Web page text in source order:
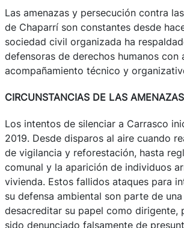
Las amenazas y persecución contra
de Chaparrí son constantes desde
sociedad civil organizada ha
defensoras de derechos humanos con
acompañamiento técnico y
CIRCUNSTANCIAS DE LAS AMENAZAS
Los intentos de silenciar a Carrasco
2019. Desde disparos al aire cuando
de vigilancia y reforestación, hasta
comunal y la aparición de individuos
vivienda. Estos fallidos ataques para
su defensa ambiental son parte de
desacreditar su papel como dirigente,
sido denunciado falsamente de